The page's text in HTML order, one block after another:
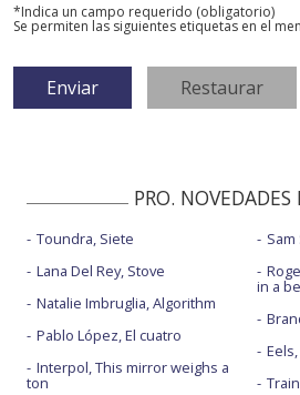
*Indica un campo requerido (obligatorio)
Se permiten las siguientes etiquetas en el
PRO. NOVEDADES
Toundra, Siete
Lana Del Rey, Stove
Natalie Imbruglia, Algorithm
Pablo López, El cuatro
Interpol, This mirror weighs a
ton
in a